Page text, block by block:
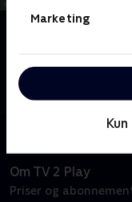
Marketing
julehytte, hvor de
som 'Årets
Om TV 2 Play
Priser og